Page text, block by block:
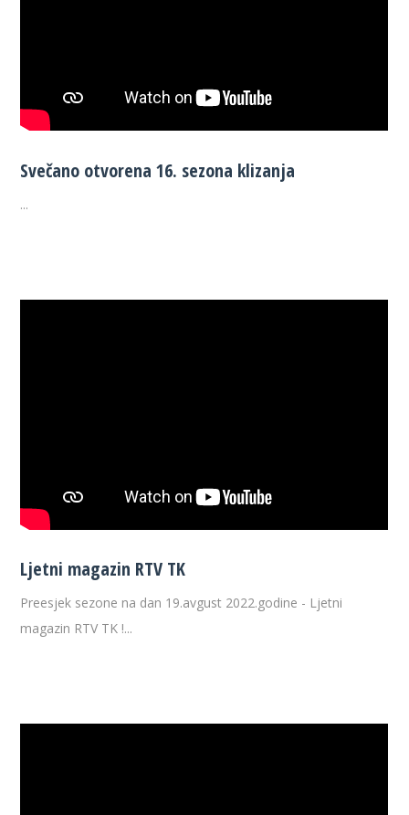
Svečano otvorena 16. sezona klizanja
...
Ljetni magazin RTV TK
Preesjek sezone na dan 19.avgust 2022.godine - Ljetni
magazin RTV TK !...